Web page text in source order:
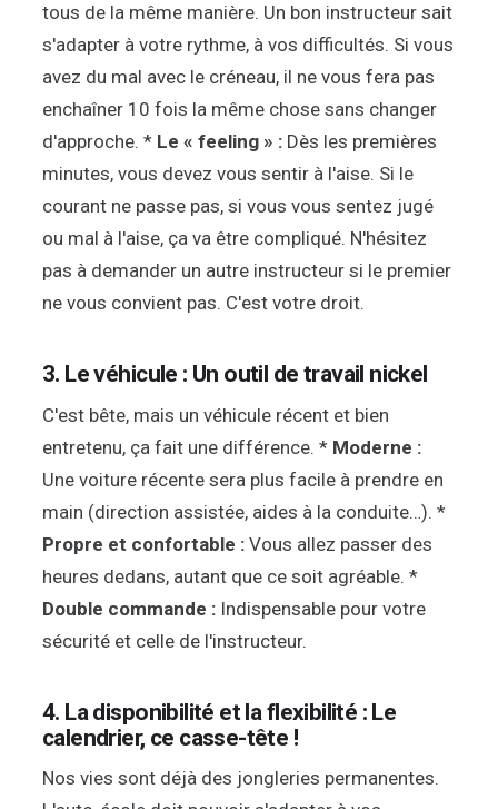
tous de la même manière. Un bon instructeur sait
s'adapter à votre rythme, à vos difficultés. Si vous
avez du mal avec le créneau, il ne vous fera pas
enchaîner 10 fois la même chose sans changer
d'approche. * Le « feeling » : Dès les premières
minutes, vous devez vous sentir à l'aise. Si le
courant ne passe pas, si vous vous sentez jugé
ou mal à l'aise, ça va être compliqué. N'hésitez
pas à demander un autre instructeur si le premier
ne vous convient pas. C'est votre droit.
3. Le véhicule : Un outil de travail nickel
C'est bête, mais un véhicule récent et bien
entretenu, ça fait une différence. * Moderne :
Une voiture récente sera plus facile à prendre en
main (direction assistée, aides à la conduite…). *
Propre et confortable : Vous allez passer des
heures dedans, autant que ce soit agréable. *
Double commande : Indispensable pour votre
sécurité et celle de l'instructeur.
4. La disponibilité et la flexibilité : Le
calendrier, ce casse-tête !
Nos vies sont déjà des jongleries permanentes.